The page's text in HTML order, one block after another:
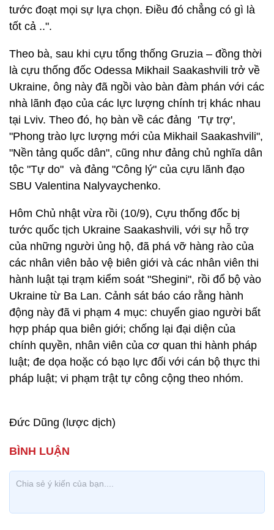
tước đoạt mọi sự lựa chọn. Điều đó chẳng có gì là
tốt cả ..".
Theo bà, sau khi cựu tổng thống Gruzia – đồng thời
là cựu thống đốc Odessa Mikhail Saakashvili trở về
Ukraine, ông này đã ngồi vào bàn đàm phán với các
nhà lãnh đạo của các lực lượng chính trị khác nhau
tại Lviv. Theo đó, họ bàn về các đảng 'Tự trợ',
"Phong trào lực lượng mới của Mikhail Saakashvili",
"Nền tảng quốc dân", cũng như đảng chủ nghĩa dân
tộc "Tự do" và đảng "Công lý" của cựu lãnh đạo
SBU Valentina Nalyvaychenko.
Hôm Chủ nhật vừa rồi (10/9), Cựu thống đốc bị
tước quốc tịch Ukraine Saakashvili, với sự hỗ trợ
của những người ủng hộ, đã phá vỡ hàng rào của
các nhân viên bảo vệ biên giới và các nhân viên thi
hành luật tại trạm kiểm soát "Shegini", rồi đổ bộ vào
Ukraine từ Ba Lan. Cảnh sát báo cáo rằng hành
động này đã vi phạm 4 mục: chuyển giao người bất
hợp pháp qua biên giới; chống lại đại diện của
chính quyền, nhân viên của cơ quan thi hành pháp
luật; đe dọa hoặc có bạo lực đối với cán bộ thực thi
pháp luật; vi phạm trật tự công cộng theo nhóm.
Đức Dũng (lược dịch)